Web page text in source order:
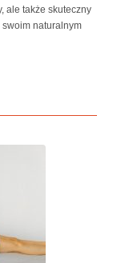
ale także skuteczny
naturalnym